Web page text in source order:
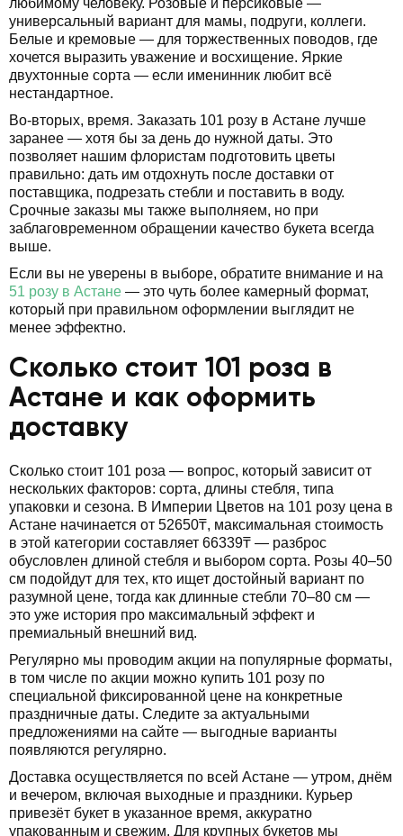
любимому человеку. Розовые и персиковые —
универсальный вариант для мамы, подруги, коллеги.
Белые и кремовые — для торжественных поводов, где
хочется выразить уважение и восхищение. Яркие
двухтонные сорта — если именинник любит всё
нестандартное.
Во-вторых, время. Заказать 101 розу в Астане лучше
заранее — хотя бы за день до нужной даты. Это
позволяет нашим флористам подготовить цветы
правильно: дать им отдохнуть после доставки от
поставщика, подрезать стебли и поставить в воду.
Срочные заказы мы также выполняем, но при
заблаговременном обращении качество букета всегда
выше.
Если вы не уверены в выборе, обратите внимание и на
51 розу в Астане — это чуть более камерный формат,
который при правильном оформлении выглядит не
менее эффектно.
Сколько стоит 101 роза в
Астане и как оформить
доставку
Сколько стоит 101 роза — вопрос, который зависит от
нескольких факторов: сорта, длины стебля, типа
упаковки и сезона. В Империи Цветов на 101 розу цена в
Астане начинается от 52650₸, максимальная стоимость
в этой категории составляет 66339₸ — разброс
обусловлен длиной стебля и выбором сорта. Розы 40–50
см подойдут для тех, кто ищет достойный вариант по
разумной цене, тогда как длинные стебли 70–80 см —
это уже история про максимальный эффект и
премиальный внешний вид.
Регулярно мы проводим акции на популярные форматы,
в том числе по акции можно купить 101 розу по
специальной фиксированной цене на конкретные
праздничные даты. Следите за актуальными
предложениями на сайте — выгодные варианты
появляются регулярно.
Доставка осуществляется по всей Астане — утром, днём
и вечером, включая выходные и праздники. Курьер
привезёт букет в указанное время, аккуратно
упакованным и свежим. Для крупных букетов мы